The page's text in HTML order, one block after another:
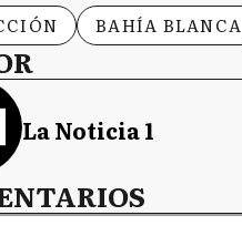
BAHÍA BLANCA
La Noticia 1